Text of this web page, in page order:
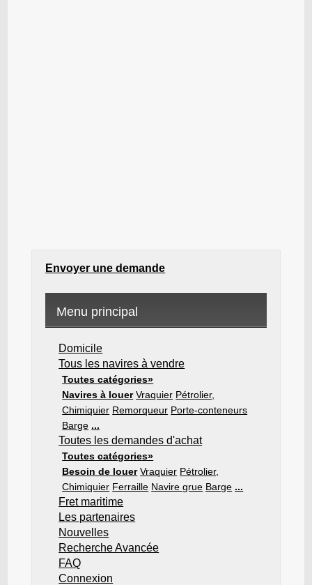
Envoyer une demande
Menu principal
Domicile
Tous les navires à vendre
Toutes catégories»
Navires à louer Vraquier Pétrolier,
Chimiquier Remorqueur Porte-conteneurs
Barge ...
Toutes les demandes d'achat
Toutes catégories»
Besoin de louer Vraquier Pétrolier,
Chimiquier Ferraille Navire grue Barge ...
Fret maritime
Les partenaires
Nouvelles
Recherche Avancée
FAQ
Connexion